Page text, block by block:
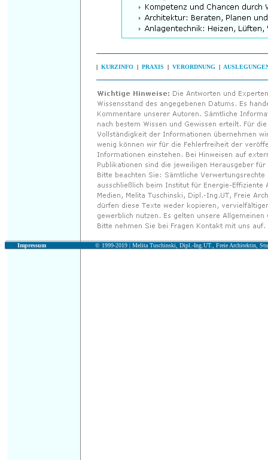
| KURZINFO | PRAXIS | VERORDNUNG |
Impressum © 1999-2019 | Melita Tuschinski, Dipl.-Ing.UT., Freie Architektin,